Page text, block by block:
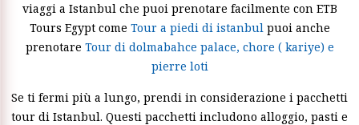
viaggi a Istanbul che puoi prenotare facilmente con ETB
Tours Egypt come Tour a piedi di istanbulpuoi anche
prenotare Tour di dolmabahce palace, chore ( kariye) e
pierre loti
Se ti fermi più a lungo, prendi in considerazione i pacchetti
tour di Istanbul. Questi pacchetti includono alloggio, pasti e